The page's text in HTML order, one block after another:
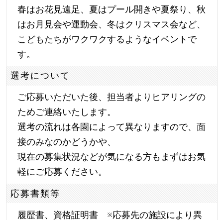
春はお花見遠足、夏はプール開きや夏祭り、秋
はお月見会や運動会、冬はクリスマス会など、
こどもたちがワクワクするようなイベントで
す。
選考について
ご応募いただいた後、担当者よりヒアリングの
ためご連絡いたします。
選考の流れは各園によって異なりますので、面
接のみなのかどうかや、
現在の募集状況などが気になる方もまずはお気
軽にご応募ください。
応募書類等
履歴書、資格証明書 ※応募先の施設により異